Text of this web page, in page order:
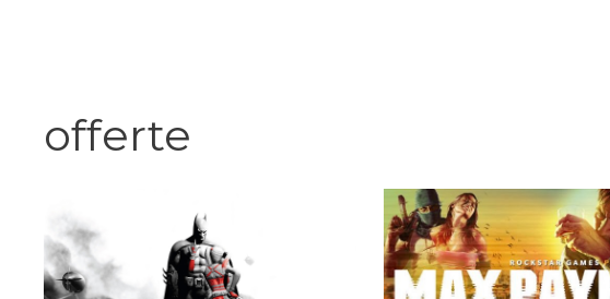
offerte